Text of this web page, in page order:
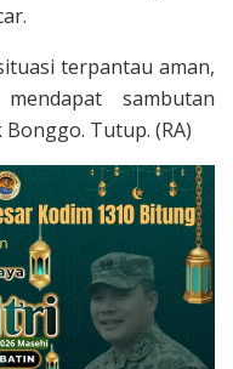
terpantau aman,
sambutan
Tutup. (RA)